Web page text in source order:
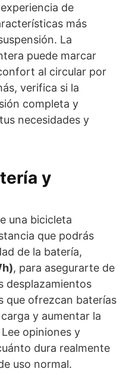
de
más
La
puede marcar
al circular por
verifica si la
completa y
necesidades y
y
una bicicleta
que podrás
de la batería,
, para asegurarte de
desplazamientos
que ofrezcan baterías
y aumentar la
opiniones y
dura realmente
uso normal.